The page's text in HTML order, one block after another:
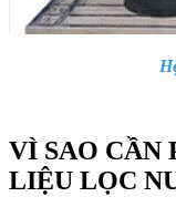
VÌ SAO CẦN
LIỆU LỌC